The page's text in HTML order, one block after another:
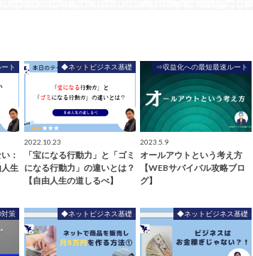
ト
：
生
◆ネットビジネス基礎
2022.10.23
「宝になる行動力」と「ゴミ
になる行動力」の違いとは？
【自由人生の道しるべ】
⇒収益化への最短最速ルート
2023.5.9
オールアウトという考え方
【WEBサバイバル攻略ブロ
グ】
策 ◆ネットビジネス基礎 ◆ネットビジネス基礎